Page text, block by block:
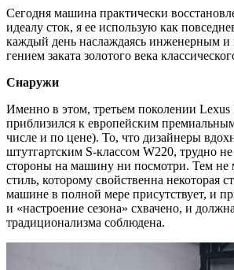
Сегодня машина практически
идеалу сток, я ее использую как
каждый день наслаждаясь инженерным и
гением заката золотого века
Снаружи
Именно в этом, третьем поколении
приблизился к европейским
числе и по цене). То, что дизайнеры
штутгартским S-классом W220, трудно не
стороны на машину ни посмотри. Тем не
стиль, которому свойственна некоторая
машине в полной мере присутствует, и
и «настроение сезона» схвачено, и
традиционализма соблюдена.